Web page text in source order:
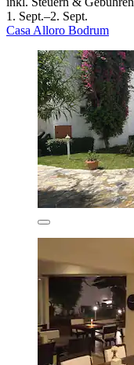
1. Sept.–2. Sept.
Casa Alloro Bodrum